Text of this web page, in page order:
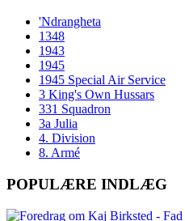
'Ndrangheta
1348
1943
1945
1945 Special Air Service
3 King's Own Hussars
331 Squadron
3a Julia
4. Division
8. Armé
POPULÆRE INDLÆG